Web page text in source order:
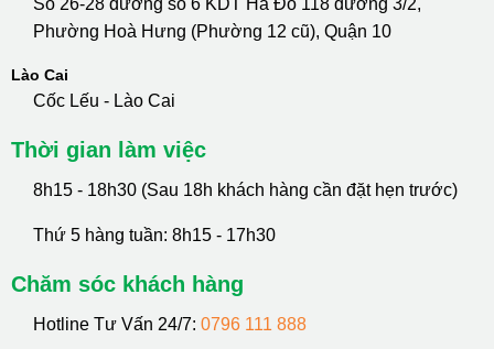
Số 26-28 đường số 6 KDT Hà Đô 118 đường 3/2,
Phường Hoà Hưng (Phường 12 cũ), Quận 10
Lào Cai
Cốc Lếu - Lào Cai
Thời gian làm việc
8h15 - 18h30 (Sau 18h khách hàng cần đặt hẹn trước)
Thứ 5 hàng tuần: 8h15 - 17h30
Chăm sóc khách hàng
Hotline Tư Vấn 24/7: 0796 111 888